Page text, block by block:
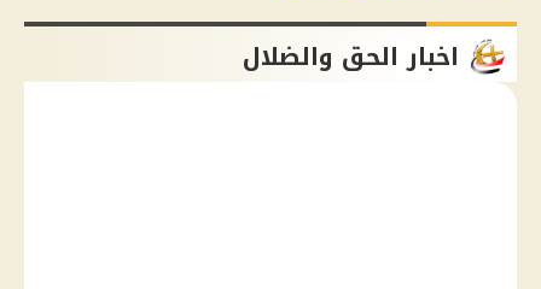
اخبار الحق والضلال